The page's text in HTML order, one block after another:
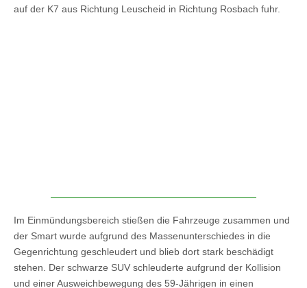
auf der K7 aus Richtung Leuscheid in Richtung Rosbach fuhr.
Im Einmündungsbereich stießen die Fahrzeuge zusammen und
der Smart wurde aufgrund des Massenunterschiedes in die
Gegenrichtung geschleudert und blieb dort stark beschädigt
stehen. Der schwarze SUV schleuderte aufgrund der Kollision
und einer Ausweichbewegung des 59-Jährigen in einen